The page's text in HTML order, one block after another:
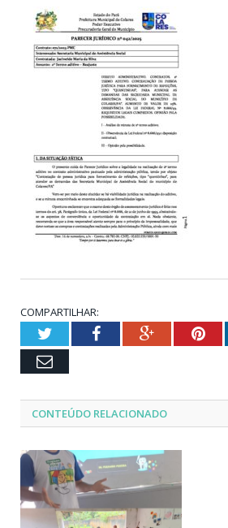
COMPARTILHAR:
TwitterFacebookGoogle+
Email
CONTEÚDO RELACIONADO